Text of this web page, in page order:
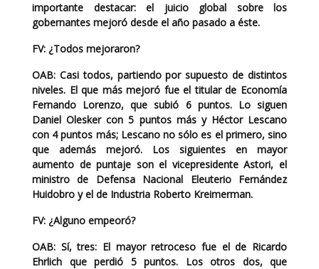
importante destacar: el juicio global sobre los
gobernantes mejoró desde el año pasado a éste.
FV: ¿Todos mejoraron?
OAB: Casi todos, partiendo por supuesto de distintos
niveles. El que más mejoró fue el titular de Economía
Fernando Lorenzo, que subió 6 puntos. Lo siguen
Daniel Olesker con 5 puntos más y Héctor Lescano
con 4 puntos más; Lescano no sólo es el primero, sino
que además mejoró. Los siguientes en mayor
aumento de puntaje son el vicepresidente Astori, el
ministro de Defensa Nacional Eleuterio Fernández
Huidobro y el de Industria Roberto Kreimerman.
FV: ¿Alguno empeoró?
OAB: Sí, tres: El mayor retroceso fue el de Ricardo
Ehrlich que perdió 5 puntos. Los otros dos, que